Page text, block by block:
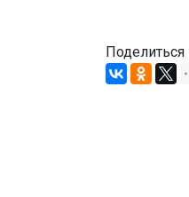
Поделиться